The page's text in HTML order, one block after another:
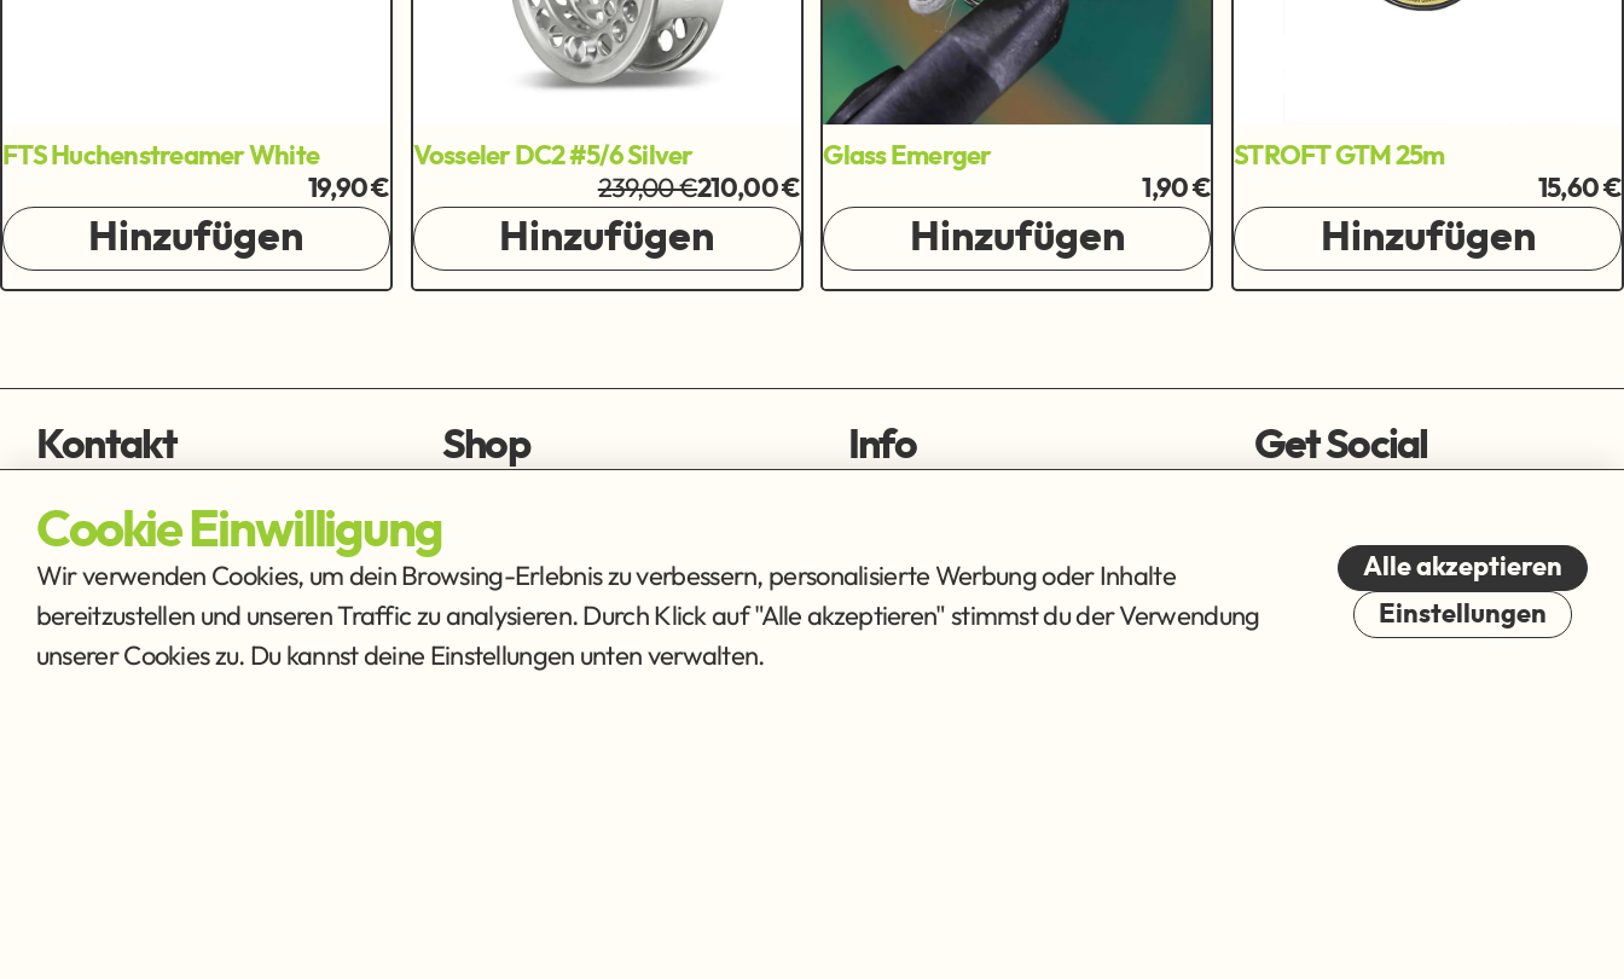
FTS Huchenstreamer White
19,90 €
Hinzufügen
Vosseler DC2 #5/6 Silver
239,00 €210,00 €
Hinzufügen
Glass Emerger
1,90 €
Hinzufügen
STROFT GTM 25m
15,60 €
Hinzufügen
Kontakt
fischen@ffmh.at
Shop
Ausrüstung
Info
AGB
Get Social
Cookies
Cookie Einwilligung
Wir verwenden Cookies, um dein Browsing-Erlebnis zu verbessern, personalisierte Werbung oder Inhalte
bereitzustellen und unseren Traffic zu analysieren. Durch Klick auf "Alle akzeptieren" stimmst du der Verwendung
unserer Cookies zu. Du kannst deine Einstellungen unten verwalten.
Alle akzeptieren
Einstellungen